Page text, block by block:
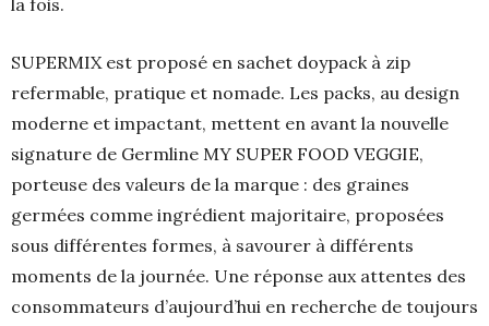
SUPERMIX est proposé en sachet doypack à zip
refermable, pratique et nomade. Les packs, au design
moderne et impactant, mettent en avant la nouvelle
signature de Germline MY SUPER FOOD VEGGIE,
porteuse des valeurs de la marque : des graines
germées comme ingrédient majoritaire, proposées
sous différentes formes, à savourer à différents
moments de la journée. Une réponse aux attentes des
consommateurs d’aujourd’hui en recherche de toujours